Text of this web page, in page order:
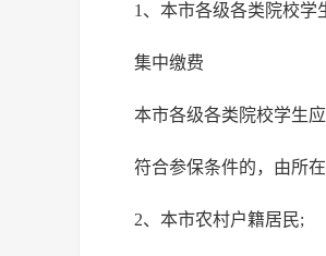
1、本市各级各类院校学
集中缴费
本市各级各类院校学生
符合参保条件的，由所
2、本市农村户籍居民;